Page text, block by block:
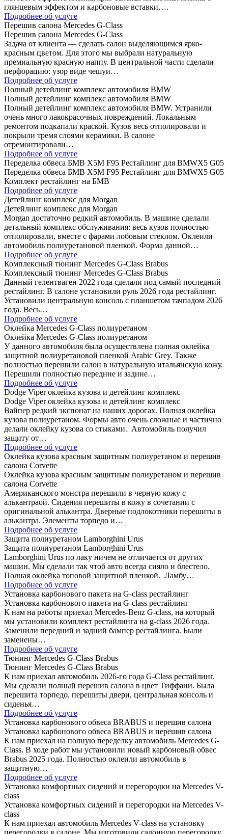
глянцевым эффектом и карбоновые вставки….
Подробнее об услуге
Перешив салона Mercedes G-Class
Перешив салона Mercedes G-Class
Задача от клиента — сделать салон выделяющимся ярко-
красным цветом. Для этого мы выбрали натуральную
премиальную красную наппу. В центральной части сделали
перфорацию: узор виде чешуи…
Подробнее об услуге
Полный детейлинг комплекс автомобиля BMW
Полный детейлинг комплекс автомобиля BMW
Полный детейлинг комплекс автомобиля BMW. Устранили
очень много лакокрасочных повреждений. Локальным
ремонтом подкапали краской. Кузов весь отполировали и
покрыли тремя слоями керамики. В салоне
отремонтировали…
Подробнее об услуге
Переделка обвеса БМВ Х5М F95 Рестайлинг для BMWX5 G05
Переделка обвеса БМВ Х5М F95 Рестайлинг для BMWX5 G05
Комплект рестайлинг на БМВ
Подробнее об услуге
Детейлинг комплекс для Morgan
Детейлинг комплекс для Morgan
Morgan достаточно редкий автомобиль. В машине сделали
детальный комплекс обслуживания: весь кузов полностью
отполировали, вместе с фарами лобовым стеклом. Оклеили
автомобиль полиуретановой пленкой. Форма данной…
Подробнее об услуге
Комплексный тюнинг Mercedes G-Class Brabus
Комплексный тюнинг Mercedes G-Class Brabus
Данный гелентваген 2022 года сделали под самый последний
рестайлинг. В салоне установили руль 2026 года рестайлинг.
Установили центральную консоль с планшетом тачпадом 2026
года. Весь…
Подробнее об услуге
Оклейка Mercedes G-Class полиуретаном
Оклейка Mercedes G-Class полиуретаном
У данного автомобиля была осуществлена полная оклейка
защитной полиуретановой пленкой Arabic Grey. Также
полностью перешили салон в натуральную итальянскую кожу.
Перешили полностью передние и задние…
Подробнее об услуге
Dodge Viper оклейка кузова и детейлинг комплекс
Dodge Viper оклейка кузова и детейлинг комплекс
Вайпер редкий экспонат на наших дорогах. Полная оклейка
кузова полиуретаном. Формы авто очень сложные и частично
делали оклейку кузова со стыками. Автомобиль получил
защиту от…
Подробнее об услуге
Оклейка кузова красным защитным полиуретаном и перешив
салона Corvette
Оклейка кузова красным защитным полиуретаном и перешив
салона Corvette
Американского монстра перешили в черную кожу с
алькантраой. Сидения перешиты в кожу в сочетании с
оригинальной алькантра. Дверные подлокотники перешиты в
алькантра. Элементы торпедо и…
Подробнее об услуге
Защита полиуретаном Lamborghini Urus
Защита полиуретаном Lamborghini Urus
Lamborghini Urus по лаку ничем не отличается от других
машин. Мы сделали так чтоб авто всегда сияло и блестело.
Полная оклейка топовой защитной пленкой. Ламбу…
Подробнее об услуге
Установка карбонового пакета на G-class рестайлинг
Установка карбонового пакета на G-class рестайлинг
К нам на работы приехал Mercedes-Benz G-class, на который
мы установили комплект рестайлинга на g-class 2026 года.
Заменили передний и задний бампер рестайлинга. Были
заменены…
Подробнее об услуге
Тюнинг Mercedes G-Class Brabus
Тюнинг Mercedes G-Class Brabus
К нам приехал автомобиль 2026-го года G-Class рестайлинг.
Мы сделали полный перешив салона в цвет Тиффани. Была
перешита торпедо, перешиты двери, центральная консоль и
сиденья…
Подробнее об услуге
Установка карбонового обвеса BRABUS и перешив салона
Установка карбонового обвеса BRABUS и перешив салона
К нам приехал на полную переделку автомобиль Mercedes G-
Class. В ходе работ мы установили новый карбоновый обвес
Brabus 2025 года. Полностью оклеили автомобиль в
защитную…
Подробнее об услуге
Установка комфортных сидений и перегородки на Mercedes V-
class
Установка комфортных сидений и перегородки на Mercedes V-
class
К нам приехал автомобиль Mercedes V-class на установку